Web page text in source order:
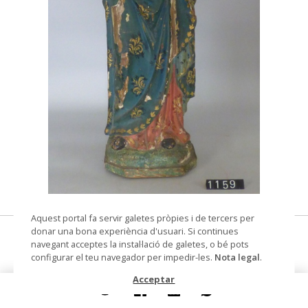
© Arxiu Fotogràfic del Consorci del Patrimoni de
Sitges
Mare de Déu amb el Nen
grup escultòric
Aquest portal fa servir galetes pròpies i de tercers per
donar una bona experiència d'usuari. Si continues
navegant acceptes la instal·lació de galetes, o bé pots
configurar el teu navegador per impedir-les. Nota legal.
Acceptar